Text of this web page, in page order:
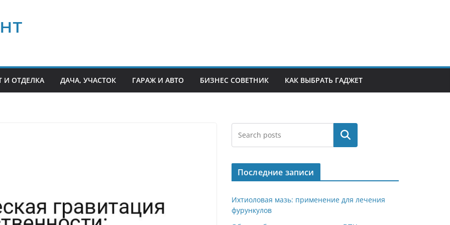
И ОТДЕЛКА ДАЧА, УЧАСТОК ГАРАЖ И АВТО БИЗНЕС СОВЕТНИК КАК ВЫБРАТЬ ГАДЖЕТ
Поиск
Последние записи
Ихтиоловая мазь: применение для лечения
фурункулов